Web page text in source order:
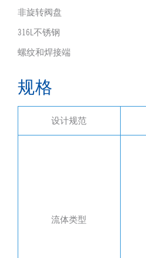
非旋转阀盘
316L不锈钢
螺纹和焊接端
规格
设计规范
流体类型